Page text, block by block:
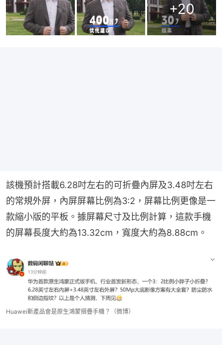
+20
該機預計搭載6.28吋左右的可折疊內屏及3.48吋左右
的常規外屏，內屏屏幕比例為3:2，屏幕比例更像是一
款縮小版的平板。據屏幕尺寸及比例計算，這款手機
的屏幕長度大約為13.32cm，寬度大約為8.88cm。
Huawei新產品會是原生鴻蒙摺疊手機？（微博）